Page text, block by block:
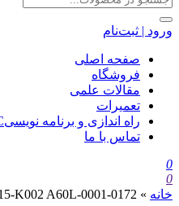
ورود | ثبت‌نام
صفحه اصلی
فروشگاه
مقالات علمی
تعمیرات
راه اندازی و برنامه نویسیCNC
تماس با ما
0
0
خانه »
K002 A60L-0001-0172